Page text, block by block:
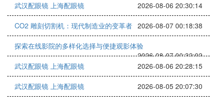
武汉配眼镜 上海配眼镜
2026-08-06 20:30:14
CO2 雕刻切割机：现代制造业的变革者 2026-08-07 00:18:38
探索在线影院的多样化选择与便捷观影体验
2026-08-07 00:32:02
武汉配眼镜 上海配眼镜
2026-08-06 20:28:15
武汉配眼镜 上海配眼镜 2026-08-05 20:07:30